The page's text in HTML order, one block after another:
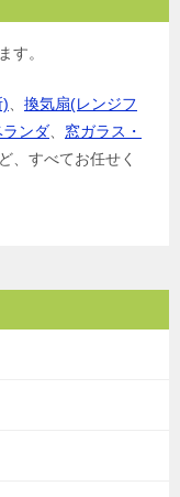
す。
)
換気扇(レンジフ
ランダ
窓ガラス・
、すべてお任せく